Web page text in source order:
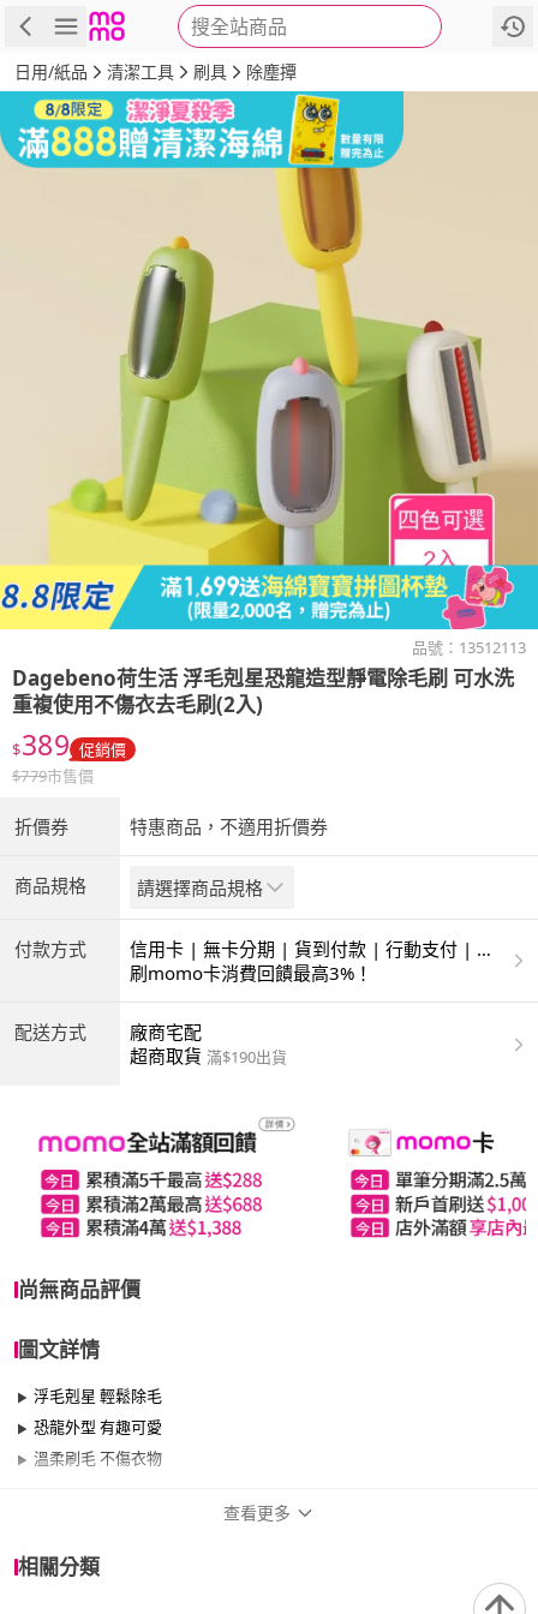
搜全站商品
商品 評價 詳情
日用/紙品 清潔工具 刷具 除塵撢
品號： 13512113
Dagebeno荷生活浮毛剋星恐龍造型靜電除毛刷 可水洗
重複使用不傷衣去毛刷(2入)
$389 促銷價
$779市售價
折價券 特惠商品，不適用折價券
商品規格 請選擇商品規格
付款方式
信用卡 | 無卡分期 | 貨到付款 | 行動支付 | 超
商付款 | ATM | 銀聯卡
刷momo卡消費回饋最高3%！
配送方式
廠商宅配
超商取貨 滿$190出貨
尚無商品評價
圖文詳情
浮毛剋星 輕鬆除毛
恐龍外型 有趣可愛
溫柔刷毛 不傷衣物
查看更多
相關分類